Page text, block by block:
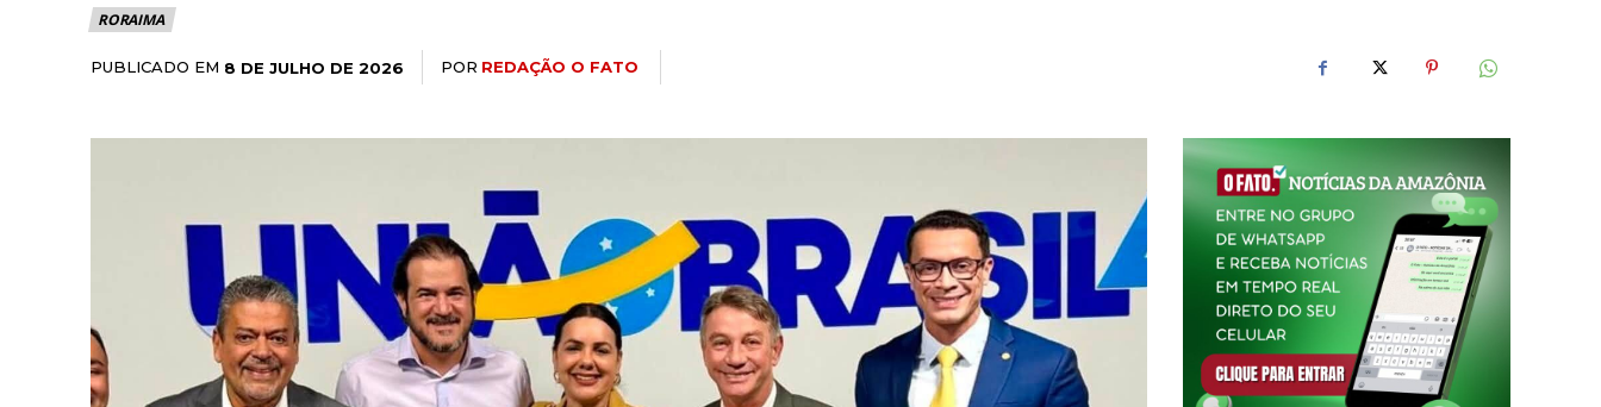
RORAIMA
PUBLICADO EM 8 DE JULHO DE 2026 POR REDAÇÃO O FATO